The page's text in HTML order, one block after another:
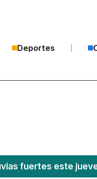
Deportes
fuertes este